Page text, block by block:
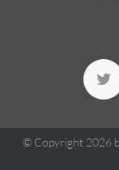
© Copyright 2026